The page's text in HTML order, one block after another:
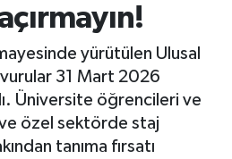
yürütülen Ulusal
31 Mart 2026
Üniversite öğrencileri ve
özel sektörde staj
tanıma fırsatı